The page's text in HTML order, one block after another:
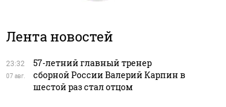
Лента новостей
23:32
07 авг.
57-летний главный тренер
сборной России Валерий Карпин в
шестой раз стал отцом